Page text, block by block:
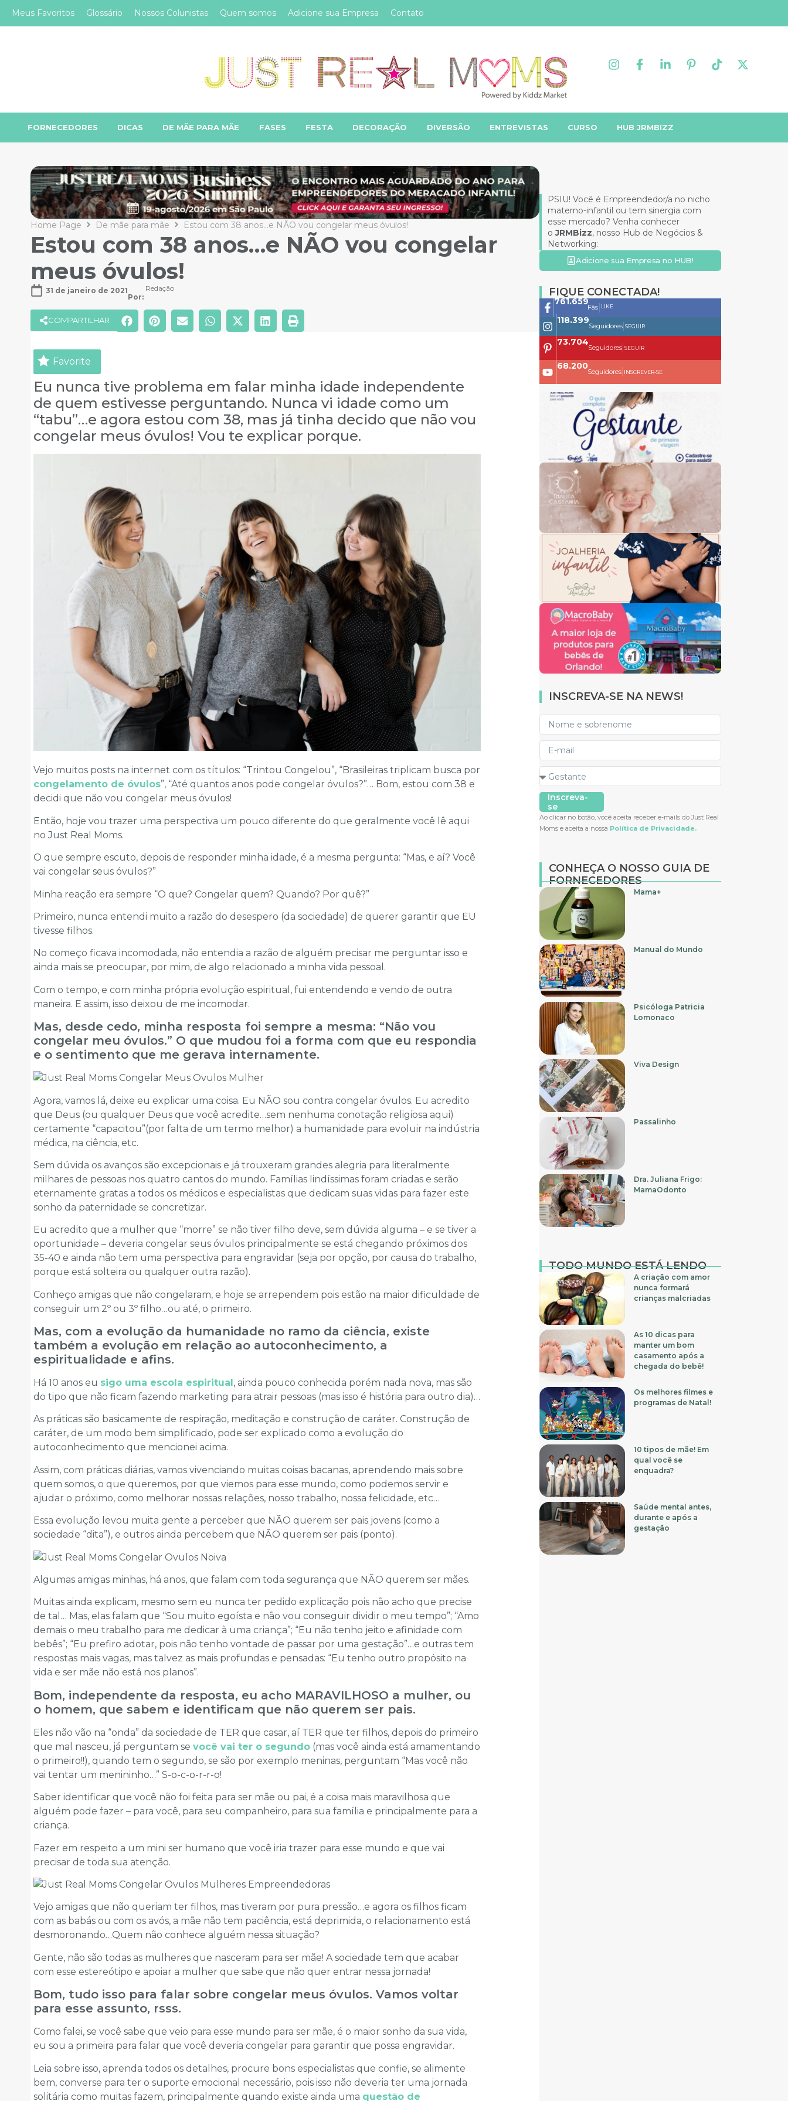
Meus Favoritos Glossário Nossos Colunistas Quem somos Adicione sua Empresa Contato
FORNECEDORES DICAS DE MÃE PARA MÃE FASES FESTA DECORAÇÃO DIVERSÃO ENTREVISTAS CURSO HUB JRMBIZZ
Home Page De mãe para mãe Estou com 38 anos…e NÃO vou congelar meus óvulos!
Estou com 38 anos…e NÃO vou congelar
meus óvulos!
31 de janeiro de 2021
Por:
Redação
COMPARTILHAR
Favorite
Eu nunca tive problema em falar minha idade independente
de quem estivesse perguntando. Nunca vi idade como um
“tabu”…e agora estou com 38, mas já tinha decido que não vou
congelar meus óvulos! Vou te explicar porque.
Vejo muitos posts na internet com os títulos: “Trintou Congelou”, “Brasileiras triplicam busca por
congelamento de óvulos”, “Até quantos anos pode congelar óvulos?”… Bom, estou com 38 e
decidi que não vou congelar meus óvulos!
Então, hoje vou trazer uma perspectiva um pouco diferente do que geralmente você lê aqui
no Just Real Moms.
O que sempre escuto, depois de responder minha idade, é a mesma pergunta: “Mas, e aí? Você
vai congelar seus óvulos?”
Minha reação era sempre “O que? Congelar quem? Quando? Por quê?”
Primeiro, nunca entendi muito a razão do desespero (da sociedade) de querer garantir que EU
tivesse filhos.
No começo ficava incomodada, não entendia a razão de alguém precisar me perguntar isso e
ainda mais se preocupar, por mim, de algo relacionado a minha vida pessoal.
Com o tempo, e com minha própria evolução espiritual, fui entendendo e vendo de outra
maneira. E assim, isso deixou de me incomodar.
Mas, desde cedo, minha resposta foi sempre a mesma: “Não vou
congelar meu óvulos.” O que mudou foi a forma com que eu respondia
e o sentimento que me gerava internamente.
Agora, vamos lá, deixe eu explicar uma coisa. Eu NÃO sou contra congelar óvulos. Eu acredito
que Deus (ou qualquer Deus que você acredite…sem nenhuma conotação religiosa aqui)
certamente “capacitou”(por falta de um termo melhor) a humanidade para evoluir na indústria
médica, na ciência, etc.
Sem dúvida os avanços são excepcionais e já trouxeram grandes alegria para literalmente
milhares de pessoas nos quatro cantos do mundo. Famílias lindíssimas foram criadas e serão
eternamente gratas a todos os médicos e especialistas que dedicam suas vidas para fazer este
sonho da paternidade se concretizar.
Eu acredito que a mulher que “morre” se não tiver filho deve, sem dúvida alguma – e se tiver a
oportunidade – deveria congelar seus óvulos principalmente se está chegando próximos dos
35-40 e ainda não tem uma perspectiva para engravidar (seja por opção, por causa do trabalho,
porque está solteira ou qualquer outra razão).
Conheço amigas que não congelaram, e hoje se arrependem pois estão na maior dificuldade de
conseguir um 2º ou 3º filho…ou até, o primeiro.
Mas, com a evolução da humanidade no ramo da ciência, existe
também a evolução em relação ao autoconhecimento, a
espiritualidade e afins.
Há 10 anos eu sigo uma escola espiritual, ainda pouco conhecida porém nada nova, mas são
do tipo que não ficam fazendo marketing para atrair pessoas (mas isso é história para outro dia)…
As práticas são basicamente de respiração, meditação e construção de caráter. Construção de
caráter, de um modo bem simplificado, pode ser explicado como a evolução do
autoconhecimento que mencionei acima.
Assim, com práticas diárias, vamos vivenciando muitas coisas bacanas, aprendendo mais sobre
quem somos, o que queremos, por que viemos para esse mundo, como podemos servir e
ajudar o próximo, como melhorar nossas relações, nosso trabalho, nossa felicidade, etc…
Essa evolução levou muita gente a perceber que NÃO querem ser pais jovens (como a
sociedade “dita”), e outros ainda percebem que NÃO querem ser pais (ponto).
Algumas amigas minhas, há anos, que falam com toda segurança que NÃO querem ser mães.
Muitas ainda explicam, mesmo sem eu nunca ter pedido explicação pois não acho que precise
de tal… Mas, elas falam que “Sou muito egoísta e não vou conseguir dividir o meu tempo”; “Amo
demais o meu trabalho para me dedicar à uma criança”; “Eu não tenho jeito e afinidade com
bebês”; “Eu prefiro adotar, pois não tenho vontade de passar por uma gestação”…e outras tem
respostas mais vagas, mas talvez as mais profundas e pensadas: “Eu tenho outro propósito na
vida e ser mãe não está nos planos”.
Bom, independente da resposta, eu acho MARAVILHOSO a mulher, ou
o homem, que sabem e identificam que não querem ser pais.
Eles não vão na “onda” da sociedade de TER que casar, aí TER que ter filhos, depois do primeiro
que mal nasceu, já perguntam se você vai ter o segundo (mas você ainda está amamentando
o primeiro!!), quando tem o segundo, se são por exemplo meninas, perguntam “Mas você não
vai tentar um menininho…” S-o-c-o-r-r-o!
Saber identificar que você não foi feita para ser mãe ou pai, é a coisa mais maravilhosa que
alguém pode fazer – para você, para seu companheiro, para sua família e principalmente para a
criança.
Fazer em respeito a um mini ser humano que você iria trazer para esse mundo e que vai
precisar de toda sua atenção.
Vejo amigas que não queriam ter filhos, mas tiveram por pura pressão…e agora os filhos ficam
com as babás ou com os avós, a mãe não tem paciência, está deprimida, o relacionamento está
desmoronando…Quem não conhece alguém nessa situação?
Gente, não são todas as mulheres que nasceram para ser mãe! A sociedade tem que acabar
com esse estereótipo e apoiar a mulher que sabe que não quer entrar nessa jornada!
Bom, tudo isso para falar sobre congelar meus óvulos. Vamos voltar
para esse assunto, rsss.
Como falei, se você sabe que veio para esse mundo para ser mãe, é o maior sonho da sua vida,
eu sou a primeira para falar que você deveria congelar para garantir que possa engravidar.
Leia sobre isso, aprenda todos os detalhes, procure bons especialistas que confie, se alimente
bem, converse para ter o suporte emocional necessário, pois isso não deveria ter uma jornada
solitária como muitas fazem, principalmente quando existe ainda uma questão de
PSIU! Você é Empreendedor/a no nicho
materno-infantil ou tem sinergia com
esse mercado? Venha conhecer
oJRMBizz, nosso Hub de Negócios &
Networking:
Adicione sua Empresa no HUB!
FIQUE CONECTADA!
761.659
Fãs LIKE
118.399
Seguidores| SEGUIR
73.704
Seguidores| SEGUIR
68.200
Seguidores| INSCREVER-SE
INSCREVA-SE NA NEWS!
Inscreva-
se
Ao clicar no botão, você aceita receber e-mails do Just Real
Moms e aceita a nossa Política de Privacidade.
CONHEÇA O NOSSO GUIA DE
FORNECEDORES
Mama+
Manual do Mundo
Psicóloga Patricia
Lomonaco
Viva Design
Passalinho
Dra. Juliana Frigo:
MamaOdonto
TODO MUNDO ESTÁ LENDO
A criação com amor
nunca formará
crianças malcriadas
As 10 dicas para
manter um bom
casamento após a
chegada do bebê!
Os melhores filmes e
programas de Natal!
10 tipos de mãe! Em
qual você se
enquadra?
Saúde mental antes,
durante e após a
gestação